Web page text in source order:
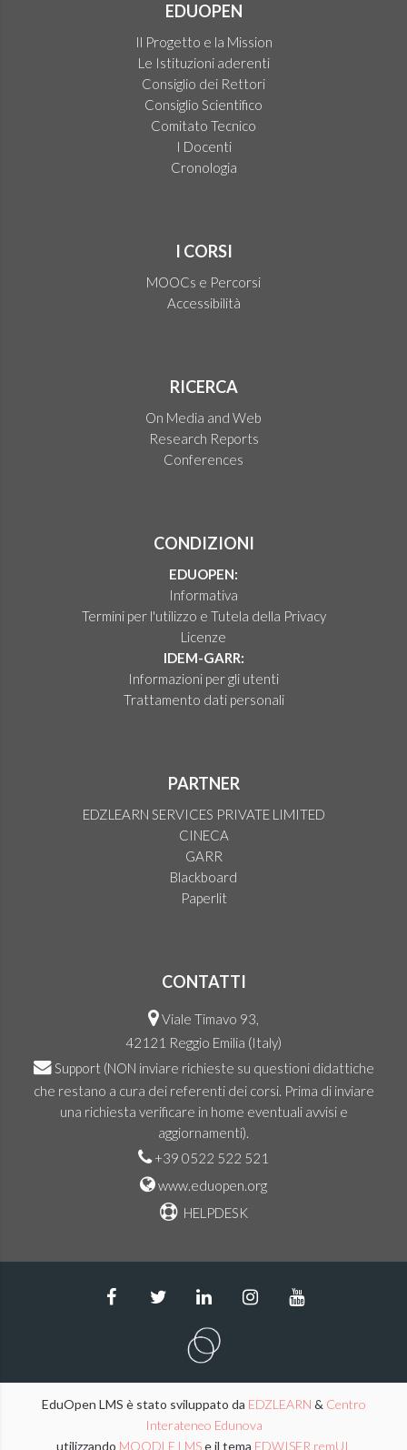
EDUOPEN
Il Progetto e la Mission
Le Istituzioni aderenti
Consiglio dei Rettori
Consiglio Scientifico
Comitato Tecnico
I Docenti
Cronologia
I CORSI
MOOCs e Percorsi
Accessibilità
RICERCA
On Media and Web
Research Reports
Conferences
CONDIZIONI
EDUOPEN:
Informativa
Termini per l'utilizzo e Tutela della Privacy
Licenze
IDEM-GARR:
Informazioni per gli utenti
Trattamento dati personali
PARTNER
EDZLEARN SERVICES PRIVATE LIMITED
CINECA
GARR
Blackboard
Paperlit
CONTATTI
Viale Timavo 93,
42121 Reggio Emilia (Italy)
Support (NON inviare richieste su questioni didattiche
che restano a cura dei referenti dei corsi. Prima di inviare
una richiesta verificare in home eventuali avvisi e
aggiornamenti).
+39 0522 522 521
www.eduopen.org
HELPDESK
EduOpen LMS è stato sviluppato da EDZLEARN & Centro
Interateneo Edunova
utilizzando MOODLE LMSe il tema EDWISER remUI